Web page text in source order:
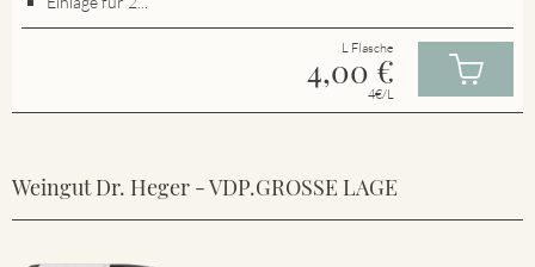
L Flasche
4,00 €
4€/L
Weingut Dr. Heger - VDP.GROSSE LAGE